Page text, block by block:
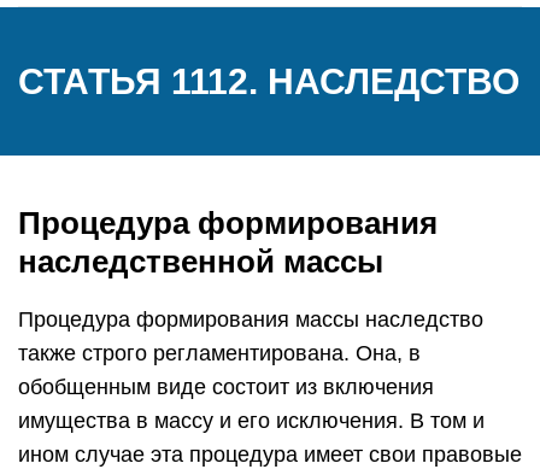
СТАТЬЯ 1112. НАСЛЕДСТВО
Процедура формирования
наследственной массы
Процедура формирования массы наследство
также строго регламентирована. Она, в
обобщенным виде состоит из включения
имущества в массу и его исключения. В том и
ином случае эта процедура имеет свои правовые